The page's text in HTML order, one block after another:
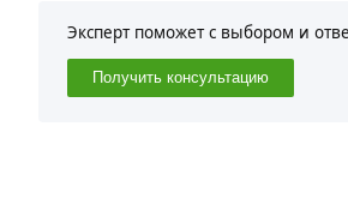
Эксперт поможет с выбором и
Получить консультацию